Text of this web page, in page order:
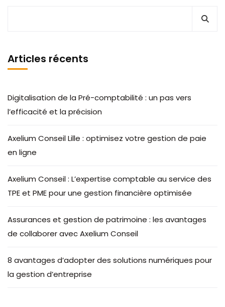
Articles récents
Digitalisation de la Pré-comptabilité : un pas vers
l’efficacité et la précision
Axelium Conseil Lille : optimisez votre gestion de paie
en ligne
Axelium Conseil : L’expertise comptable au service des
TPE et PME pour une gestion financière optimisée
Assurances et gestion de patrimoine : les avantages
de collaborer avec Axelium Conseil
8 avantages d’adopter des solutions numériques pour
la gestion d’entreprise